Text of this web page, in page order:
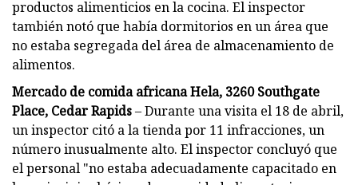
productos alimenticios en la cocina. El inspector
también notó que había dormitorios en un área que
no estaba segregada del área de almacenamiento de
alimentos.
Mercado de comida africana Hela, 3260 Southgate
Place, Cedar Rapids– Durante una visita el 18 de abril,
un inspector citó a la tienda por 11 infracciones, un
número inusualmente alto. El inspector concluyó que
el personal "no estaba adecuadamente capacitado en